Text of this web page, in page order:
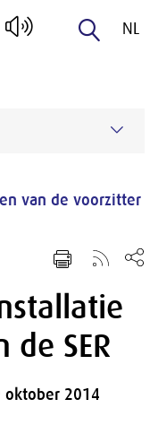
NL
van de voorzitter
SER
oktober 2014